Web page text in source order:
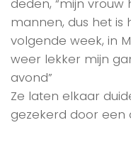
deden, “mijn
mannen, dus het is
volgende week, in
weer lekker mijn
avond”
Ze laten elkaar
gezekerd door een